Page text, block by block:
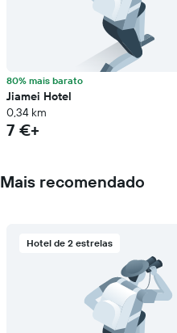
80% mais barato
Jiamei Hotel
0,34 km
7 €+
Mais recomendado
Hotel de 2 estrelas